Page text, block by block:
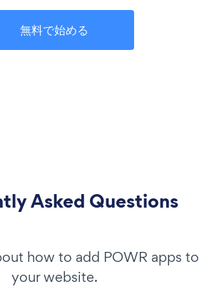
無料で始める
Asked Questions
how to add POWR apps to
your website.